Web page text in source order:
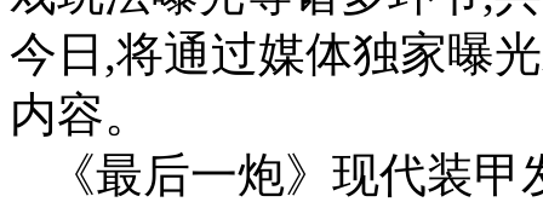
今日,将通过媒体独家曝
内容。
《最后一炮》现代装